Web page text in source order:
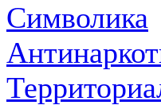
Символика